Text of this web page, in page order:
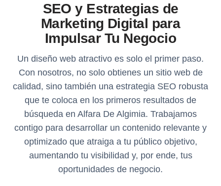
SEO y Estrategias de
Marketing Digital para
Impulsar Tu Negocio
Un diseño web atractivo es solo el primer paso.
Con nosotros, no solo obtienes un sitio web de
calidad, sino también una estrategia SEO robusta
que te coloca en los primeros resultados de
búsqueda en Alfara De Algimia. Trabajamos
contigo para desarrollar un contenido relevante y
optimizado que atraiga a tu público objetivo,
aumentando tu visibilidad y, por ende, tus
oportunidades de negocio.